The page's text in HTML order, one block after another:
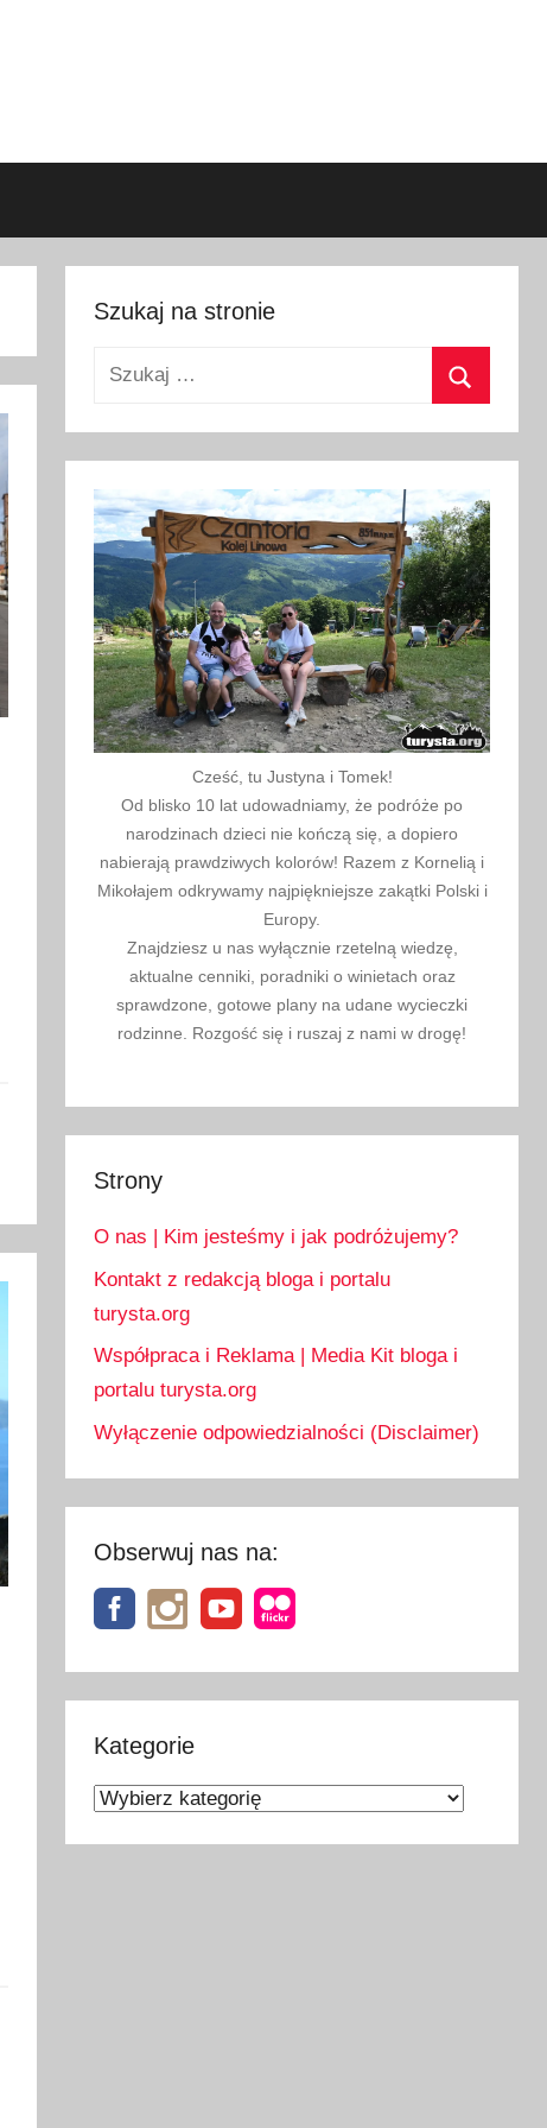
Szukaj na stronie
Szukaj:
Cześć, tu Justyna i Tomek!
Od blisko 10 lat udowadniamy, że podróże po
narodzinach dzieci nie kończą się, a dopiero
nabierają prawdziwych kolorów! Razem z Kornelią i
Mikołajem odkrywamy najpiękniejsze zakątki Polski i
Europy.
Znajdziesz u nas wyłącznie rzetelną wiedzę,
aktualne cenniki, poradniki o winietach oraz
sprawdzone, gotowe plany na udane wycieczki
rodzinne. Rozgość się i ruszaj z nami w drogę!
Strony
O nas | Kim jesteśmy i jak podróżujemy?
Kontakt z redakcją bloga i portalu
turysta.org
Współpraca i Reklama | Media Kit bloga i
portalu turysta.org
Wyłączenie odpowiedzialności (Disclaimer)
Obserwuj nas na:
Kategorie
Kategorie